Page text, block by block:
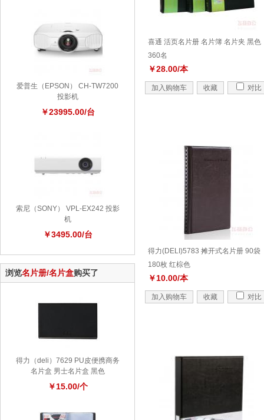
爱普生（EPSON） CH-TW7200
投影机
￥23995.00/台
索尼（SONY） VPL-EX242 投影
机
￥3495.00/台
浏览名片册/名片盒购买了
得力（deli）7629 PU皮便携商务
名片盒 男士名片盒 黑色
￥15.00/个
喜通 活页名片册 名片簿 名片夹 黑色
360名
￥28.00/本
加入购物车 收藏 对比
得力(DELI)5783 摊开式名片册 90袋
180枚 红棕色
￥10.00/本
加入购物车 收藏 对比